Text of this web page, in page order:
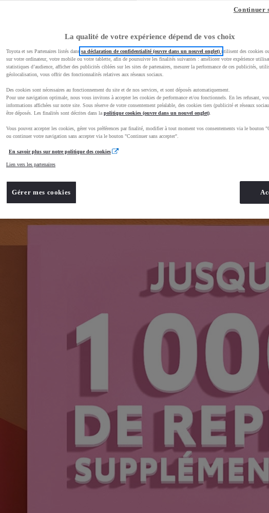
recherchez-vous ? Dans quelle
La qualité de votre expérience dépend de vos choix
Toyota et ses Partenaires listés dans sa déclaration de confidentialité (ouvre dans un nouvel onglet) utilisent des cookies
sur votre ordinateur, votre mobile ou votre tablette, afin de poursuivre les finalités suivantes : améliorer votre expérience
statistiques d’audience, afficher des publicités ciblées sur les sites de partenaires, mesurer la performance de ces publicités,
géolocalisation, vous offrir des fonctionnalités relatives aux réseaux sociaux.
Des cookies sont nécessaires au fonctionnement du site et de nos services, et sont déposés automatiquement.
Pour une navigation optimale, nous vous invitons à accepter les cookies de performance et/ou fonctionnels. En les refusant,
informations affichées sur notre site. Sous réserve de votre consentement préalable, des cookies tiers (publicité et réseaux
être déposés. Les finalités sont décrites dans la politique cookies (ouvre dans un nouvel onglet)
Vous pouvez accepter les cookies, gérer vos préférences par finalité, modifier à tout moment vos consentements via le bouton
ou continuer votre navigation sans accepter via le bouton "Continuer sans accepter".
En savoir plus sur notre politique des cookies
Lien vers les partenaires
Gérer mes cookies
Continuer